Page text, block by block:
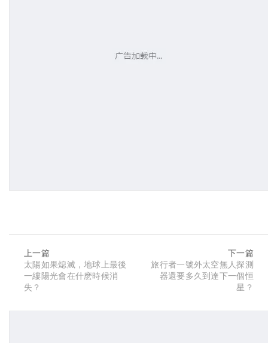
上一篇
太陽如果熄滅，地球上最後
一縷陽光會在什麽時候消
失？
下一篇
旅行者一號外太空無人探測
器還要多久到達下一個恒
星？